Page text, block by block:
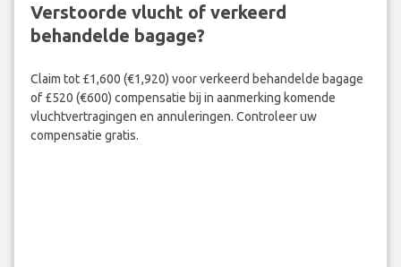
Verstoorde vlucht of verkeerd
behandelde bagage?
Claim tot £1,600 (€1,920) voor verkeerd behandelde bagage
of £520 (€600) compensatie bij in aanmerking komende
vluchtvertragingen en annuleringen. Controleer uw
compensatie gratis.